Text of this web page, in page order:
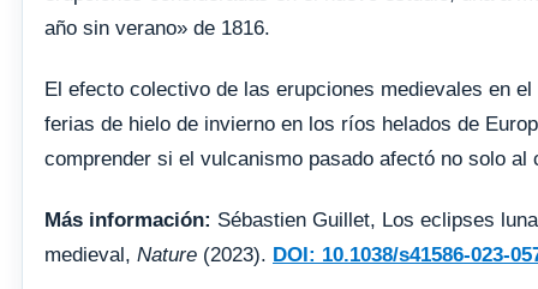
año sin verano» de 1816.
El efecto colectivo de las erupciones medievales en
ferias de hielo de invierno en los ríos helados de
comprender si el vulcanismo pasado afectó no solo
Más información: Sébastien Guillet, Los eclipses
medieval, Nature (2023). DOI: 10.1038/s41586-023-